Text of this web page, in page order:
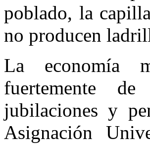
poblado, la
no producen
La economía
fuertemente
jubilaciones y
Asignación